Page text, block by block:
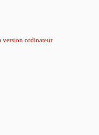
version ordinateur